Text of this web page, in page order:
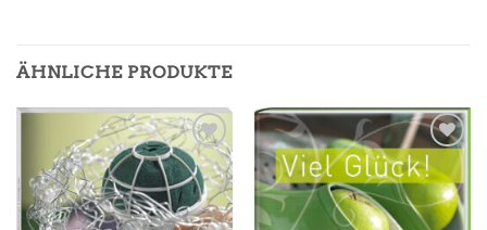
ÄHNLICHE PRODUKTE
Zur
Merkliste
hinzufügen
Zur
Merkliste
hinzufügen